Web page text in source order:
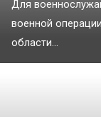
Для
военной
области...